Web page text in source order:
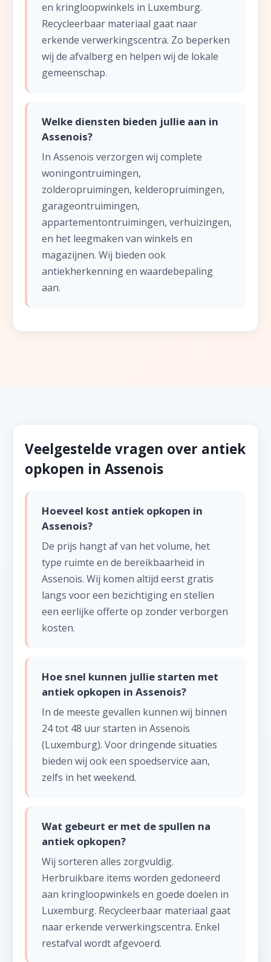
en kringloopwinkels in Luxemburg.
Recycleerbaar materiaal gaat naar
erkende verwerkingscentra. Zo beperken
wij de afvalberg en helpen wij de lokale
gemeenschap.
Welke diensten bieden jullie aan in
Assenois?
In Assenois verzorgen wij complete
woningontruimingen,
zolderopruimingen, kelderopruimingen,
garageontruimingen,
appartementontruimingen, verhuizingen,
en het leegmaken van winkels en
magazijnen. Wij bieden ook
antiekherkenning en waardebepaling
aan.
Veelgestelde vragen over antiek
opkopen in Assenois
Hoeveel kost antiek opkopen in
Assenois?
De prijs hangt af van het volume, het
type ruimte en de bereikbaarheid in
Assenois. Wij komen altijd eerst gratis
langs voor een bezichtiging en stellen
een eerlijke offerte op zonder verborgen
kosten.
Hoe snel kunnen jullie starten met
antiek opkopen in Assenois?
In de meeste gevallen kunnen wij binnen
24 tot 48 uur starten in Assenois
(Luxemburg). Voor dringende situaties
bieden wij ook een spoedservice aan,
zelfs in het weekend.
Wat gebeurt er met de spullen na
antiek opkopen?
Wij sorteren alles zorgvuldig.
Herbruikbare items worden gedoneerd
aan kringloopwinkels en goede doelen in
Luxemburg. Recycleerbaar materiaal gaat
naar erkende verwerkingscentra. Enkel
restafval wordt afgevoerd.